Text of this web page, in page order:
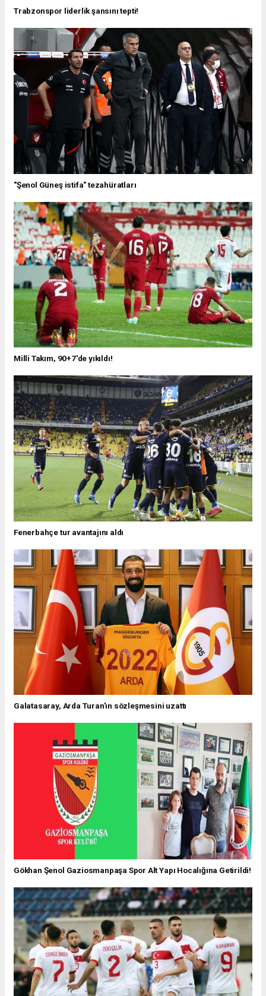
Trabzonspor liderlik şansını tepti!
"Şenol Güneş istifa" tezahüratları
Milli Takım, 90+7'de yıkıldı!
Fenerbahçe tur avantajını aldı
Galatasaray, Arda Turan'ın sözleşmesini uzattı
Gökhan Şenol Gaziosmanpaşa Spor Alt Yapı Hocalığına Getirildi!